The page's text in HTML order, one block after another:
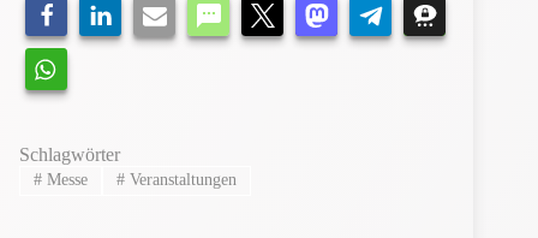
Schlagwörter
#Messe #Veranstaltungen